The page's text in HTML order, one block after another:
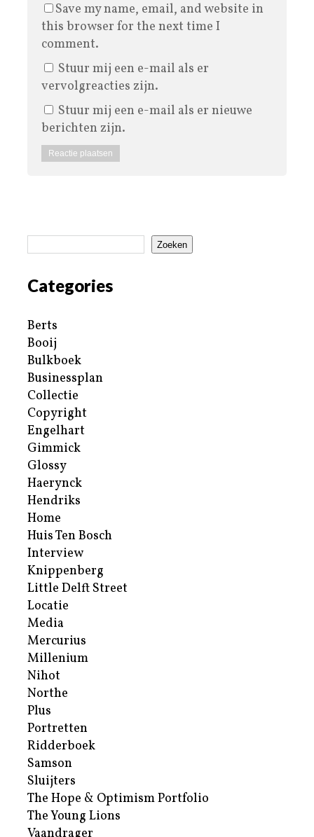
Save my name, email, and website in
this browser for the next time I
comment.
Stuur mij een e-mail als er
vervolgreacties zijn.
Stuur mij een e-mail als er nieuwe
berichten zijn.
Zoeken
Categories
Berts
Booij
Bulkboek
Businessplan
Collectie
Copyright
Engelhart
Gimmick
Glossy
Haerynck
Hendriks
Home
Huis Ten Bosch
Interview
Knippenberg
Little Delft Street
Locatie
Media
Mercurius
Millenium
Nihot
Northe
Plus
Portretten
Ridderboek
Samson
Sluijters
The Hope & Optimism Portfolio
The Young Lions